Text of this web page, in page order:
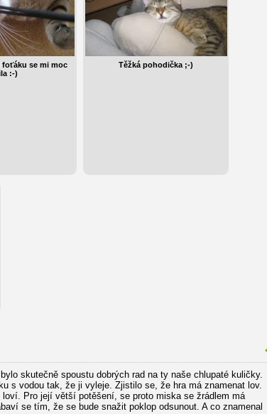
foťáku se mi moc
:-)
Těžká pohodička ;-)
skutečně spoustu dobrých rad na ty naše chlupaté kuličky.
s vodou tak, že ji vyleje. Zjistilo se, že hra má znamenat lov.
Pro její větší potěšení, se proto miska se žrádlem má
se tím, že se bude snažit poklop odsunout. A co znamenal